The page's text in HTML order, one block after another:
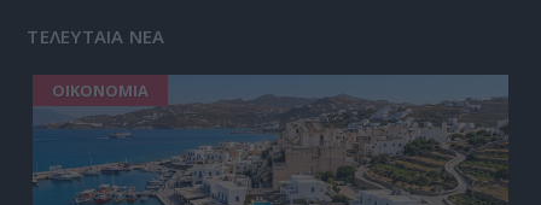
ΤΕΛΕΥΤΑΙΑ ΝΕΑ
ΟΙΚΟΝΟΜΙΑ